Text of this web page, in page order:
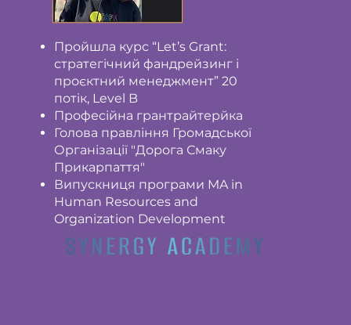
Пройшла курс “Let’s Grant:
стратегічний фандрейзинг і
проєктний менеджмент” 20
потік, Level B
Професійна грантрайтерйка
Голова правління Громадської
Організації "Дорога Смаку
Прикарпаття"
Випускниця програми MA in
Human Resources and
Organization Development